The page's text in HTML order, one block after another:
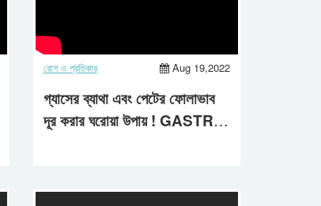
রোগ ও প্রতিকার Aug 19,2022
গ্যাসের ব্যাথা এবং পেটের ফোলাভাব
দূর করার ঘরোয়া উপায় ! GASTRIC